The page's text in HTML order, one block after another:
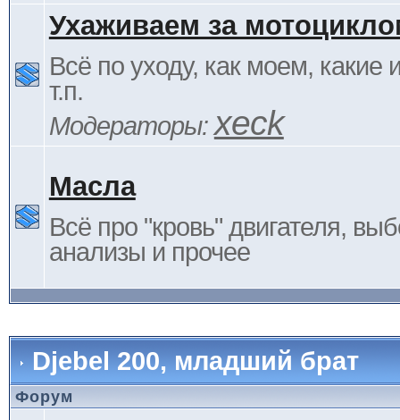
Ухаживаем за
Всё по уходу, как моем, какие
т.п.
Модераторы:xeck
Масла
Всё про "кровь" двигателя,
анализы и прочее
Djebel 200, младший брат
Форум